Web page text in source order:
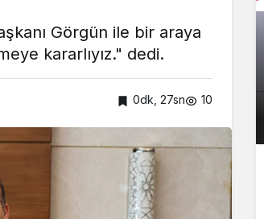
Görgün ile bir araya
kararlıyız." dedi.
0dk, 27sn 10